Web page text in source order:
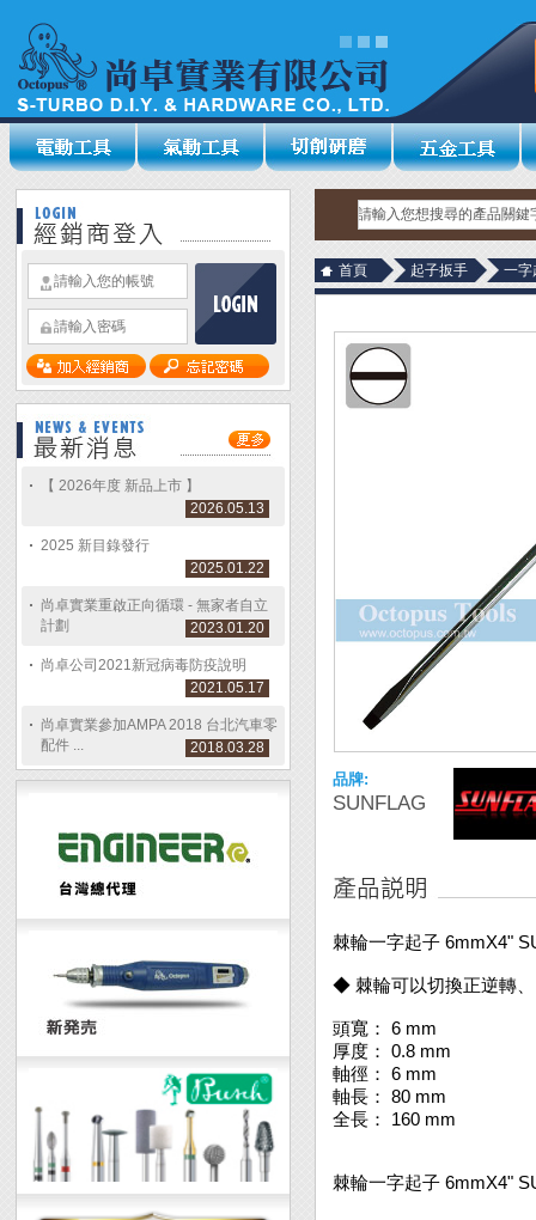
【 2026年度 新品上市 】
2026.05.13
2025 新目錄發行
2025.01.22
尚卓實業重啟正向循環 - 無家者自立
計劃
2023.01.20
尚卓公司2021新冠病毒防疫說明
2021.05.17
尚卓實業參加AMPA 2018 台北汽車零
配件 ...
2018.03.28
首頁 起子扳手 一字
品牌:
SUNFLAG
棘輪一字起子 6mmX4"
◆ 棘輪可以切換正逆轉
頭寬： 6 mm
厚度： 0.8 mm
軸徑： 6 mm
軸長： 80 mm
全長： 160 mm
棘輪一字起子 6mmX4"